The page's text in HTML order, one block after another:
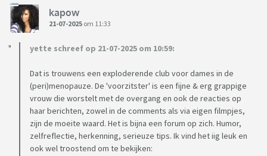
kapow
21-07-2025 om 11:33
yette schreef op 21-07-2025 om 10:59:
Dat is trouwens een exploderende club voor dames in de
(peri)menopauze. De 'voorzitster' is een fijne & erg grappige
vrouw die worstelt met de overgang en ook de reacties op
haar berichten, zowel in de comments als via eigen filmpjes,
zijn de moeite waard. Het is bijna een forum op zich. Humor,
zelfreflectie, herkenning, serieuze tips. Ik vind het iig leuk en
ook wel troostend om te bekijken: